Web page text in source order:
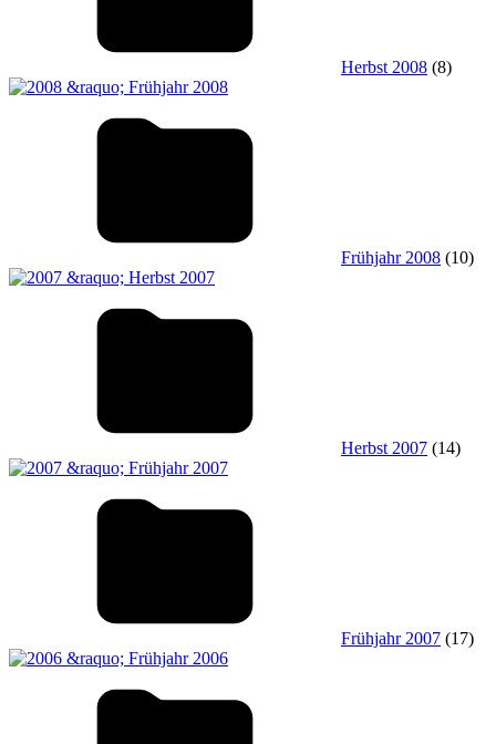
Herbst 2008 (8)
Frühjahr 2008 (10)
Herbst 2007 (14)
Frühjahr 2007 (17)